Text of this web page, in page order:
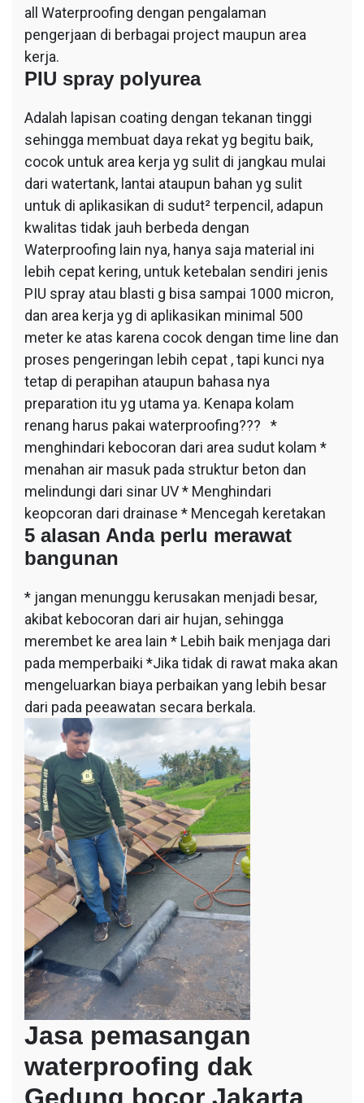
all Waterproofing dengan pengalaman
pengerjaan di berbagai project maupun area
kerja.
PIU spray polyurea
Adalah lapisan coating dengan tekanan tinggi
sehingga membuat daya rekat yg begitu baik,
cocok untuk area kerja yg sulit di jangkau mulai
dari watertank, lantai ataupun bahan yg sulit
untuk di aplikasikan di sudut² terpencil, adapun
kwalitas tidak jauh berbeda dengan
Waterproofing lain nya, hanya saja material ini
lebih cepat kering, untuk ketebalan sendiri jenis
PIU spray atau blasti g bisa sampai 1000 micron,
dan area kerja yg di aplikasikan minimal 500
meter ke atas karena cocok dengan time line dan
proses pengeringan lebih cepat , tapi kunci nya
tetap di perapihan ataupun bahasa nya
preparation itu yg utama ya. Kenapa kolam
renang harus pakai waterproofing??? *
menghindari kebocoran dari area sudut kolam *
menahan air masuk pada struktur beton dan
melindungi dari sinar UV * Menghindari
keopcoran dari drainase * Mencegah keretakan
5 alasan Anda perlu merawat
bangunan
* jangan menunggu kerusakan menjadi besar,
akibat kebocoran dari air hujan, sehingga
merembet ke area lain * Lebih baik menjaga dari
pada memperbaiki *Jika tidak di rawat maka akan
mengeluarkan biaya perbaikan yang lebih besar
dari pada peeawatan secara berkala.
Jasa pemasangan
waterproofing dak
Gedung bocor Jakarta